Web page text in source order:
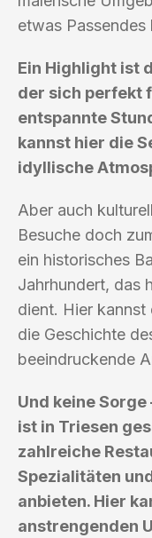
etwas Passendes
Ein Highlight ist
der sich perfekt
entspannte
kannst hier die
idyllische
Aber auch
Besuche doch
ein historisches
Jahrhundert, das
dient. Hier kannst
die Geschichte
beeindruckende
Und keine
ist in Triesen
zahlreiche
Spezialitäten
anbieten. Hier
anstrengenden